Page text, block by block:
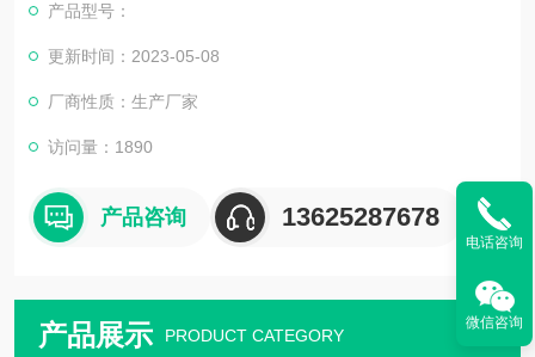
公司主要销售：影像测量仪，二次元，三次元，三次元，光泽度
计，日本三丰影像测量仪，日本三丰二次元，日本三丰三次元三
产品型号：
更新时间：2023-05-08
厂商性质：生产厂家
访问量：1890
产品咨询 13625287678
产品展示 PRODUCT CATEGORY
电话咨询
微信咨询